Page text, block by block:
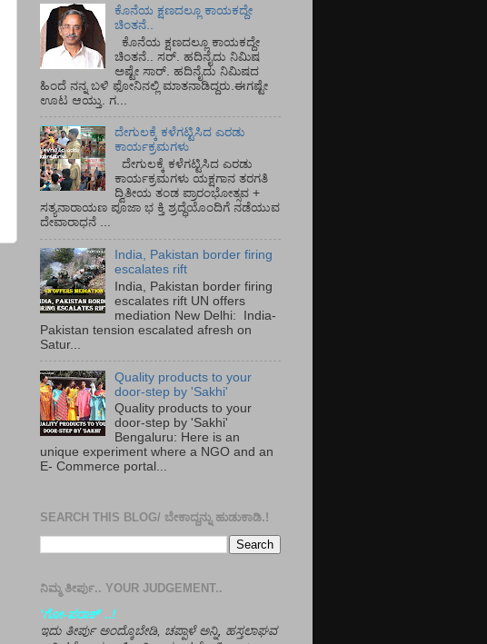
ಕೊನೆಯ ಕ್ಷಣದಲ್ಲೂ ಕಾಯಕದ್ದೇ
ಚಿಂತನೆ..
ಕೊನೆಯ ಕ್ಷಣದಲ್ಲೂ ಕಾಯಕದ್ದೇ
ಚಿಂತನೆ.. ಸರ್.‌ ಹದಿನೈದು ನಿಮಿಷ
ಅಷ್ಟೇ ಸಾರ್.‌ ಹದಿನೈದು ನಿಮಿಷದ
ಹಿಂದೆ ನನ್ನ ಬಳಿ ಫೋನಿನಲ್ಲಿ ಮಾತನಾಡಿದ್ದರು.ಈಗಷ್ಟೇ
ಊಟ ಆಯ್ತು. ಗ...
ದೇಗುಲಕ್ಕೆ ಕಳೆಗಟ್ಟಿಸಿದ ಎರಡು
ಕಾರ್ಯಕ್ರಮಗಳು
ದೇಗುಲಕ್ಕೆ ಕಳೆಗಟ್ಟಿಸಿದ ಎರಡು
ಕಾರ್ಯಕ್ರಮಗಳು ಯಕ್ಷಗಾನ ತರಗತಿ
ದ್ವಿತೀಯ ತಂಡ ಪ್ರಾರಂಭೋತ್ಸವ +
ಸತ್ಯನಾರಾಯಣ ಪೂಜಾ ಭ ಕ್ತಿ ಶ್ರದ್ಧೆಯೊಂದಿಗೆ ನಡೆಯುವ
ದೇವಾರಾಧನೆ ...
India, Pakistan border firing
escalates rift
India, Pakistan border firing
escalates rift UN offers
mediation New Delhi: India-
Pakistan tension escalated afresh on
Satur...
Quality products to your
door-step by 'Sakhi'
Quality products to your
door-step by 'Sakhi'
Bengaluru: Here is an
unique experiment where a NGO and an
E- Commerce portal...
SEARCH THIS BLOG/ ಬೇಕಾದ್ದನ್ನು ಹುಡುಕಾಡಿ.!
ನಿಮ್ಮ ತೀರ್ಪು.. YOUR JUDGEMENT..
'ಗೋ-ಪರಾಕ್' ..!
ಇದು ತೀರ್ಪು ಅಂದ್ಕೊಬೇಡಿ, ಚಪ್ಪಾಳೆ ಅನ್ನಿ, ಹಸ್ತಲಾಘವ